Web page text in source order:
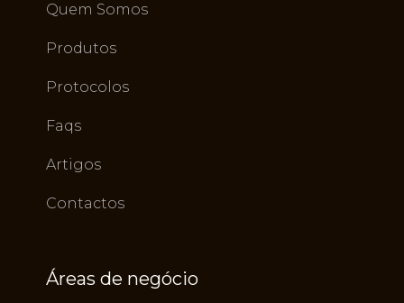
Quem Somos
Produtos
Protocolos
Faqs
Artigos
Contactos
Áreas de negócio